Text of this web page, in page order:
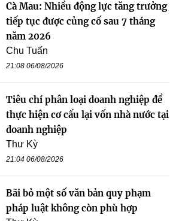
Cà Mau: Nhiều động lực tăng trưởng
tiếp tục được củng cố sau 7 tháng
năm 2026
Chu Tuấn
21:08 06/08/2026
Tiêu chí phân loại doanh nghiệp để
thực hiện cơ cấu lại vốn nhà nước tại
doanh nghiệp
Thư Kỳ
21:04 06/08/2026
Bãi bỏ một số văn bản quy phạm
pháp luật không còn phù hợp